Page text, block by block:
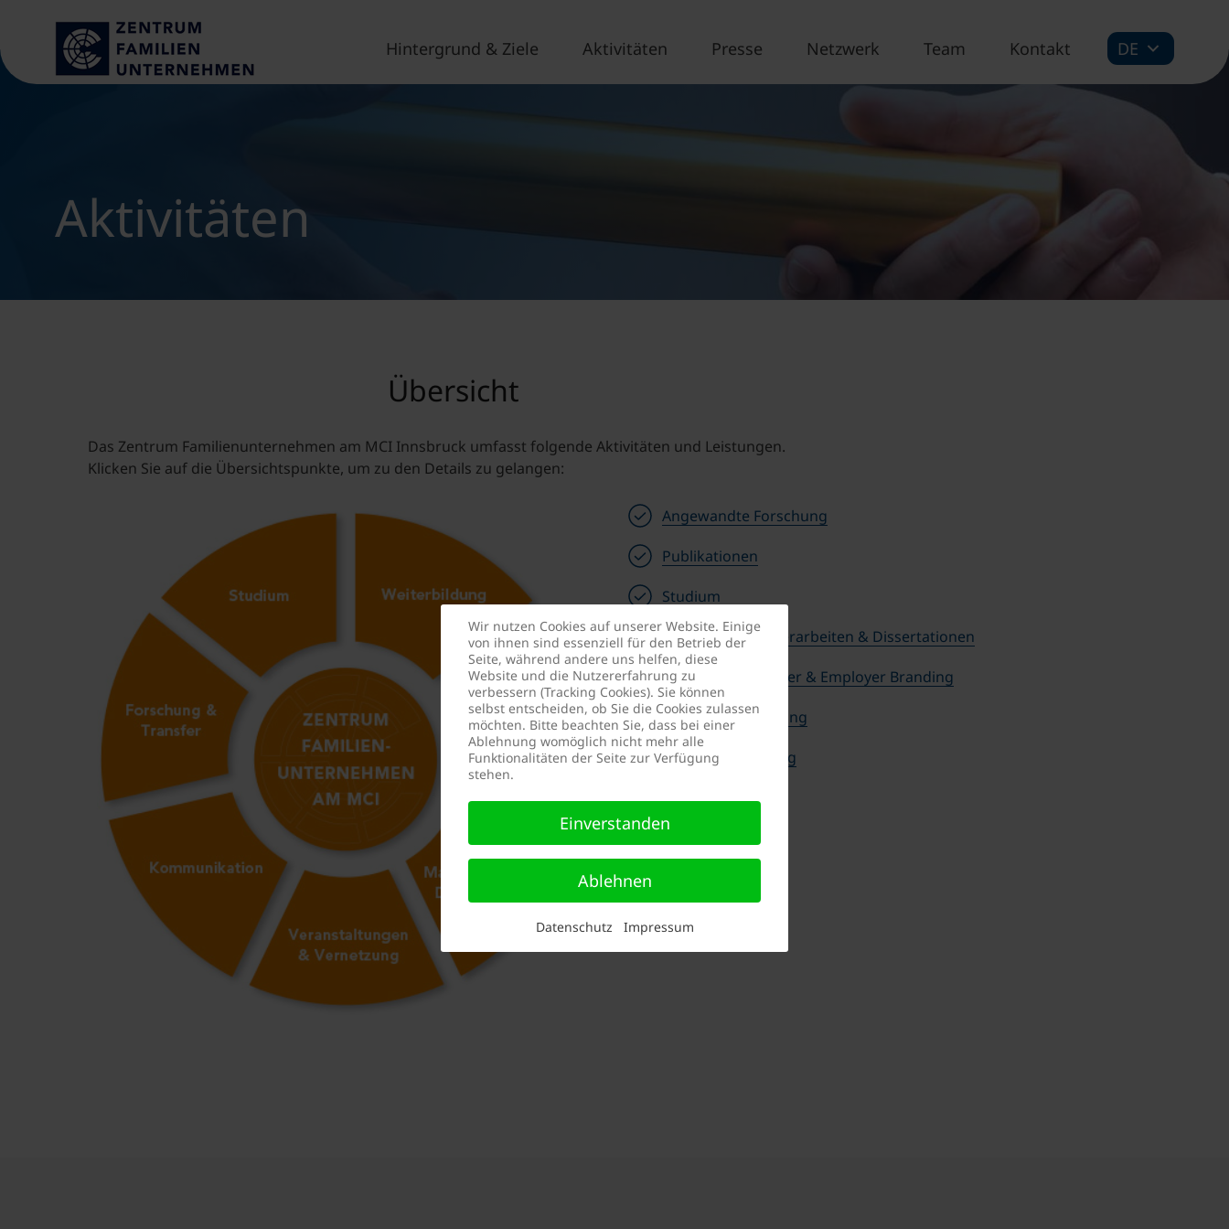
Hintergrund & Ziele Aktivitäten Presse Netzwerk Team Kontakt DE
Aktivitäten
Übersicht
Das Zentrum Familienunternehmen am MCI Innsbruck umfasst folgende Aktivitäten und Leistungen.
Klicken Sie auf die Übersichtspunkte, um zu den Details zu gelangen:
Angewandte Forschung
Publikationen
Studium
Bachelor- & Masterarbeiten & Dissertationen
Recruitment, Career & Employer Branding
Events & Vernetzung
Nachfolgecoaching
Wir nutzen Cookies auf unserer Website. Einige
von ihnen sind essenziell für den Betrieb der
Seite, während andere uns helfen, diese
Website und die Nutzererfahrung zu
verbessern (Tracking Cookies). Sie können
selbst entscheiden, ob Sie die Cookies zulassen
möchten. Bitte beachten Sie, dass bei einer
Ablehnung womöglich nicht mehr alle
Funktionalitäten der Seite zur Verfügung
stehen.
Einverstanden
Ablehnen
Datenschutz Impressum